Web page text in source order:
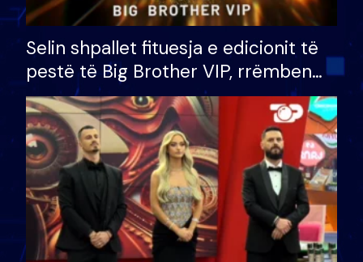
Selin shpallet fituesja e edicionit të
pestë të Big Brother VIP, rrëmben
çmimin e madh prej 100 mijë eurosh